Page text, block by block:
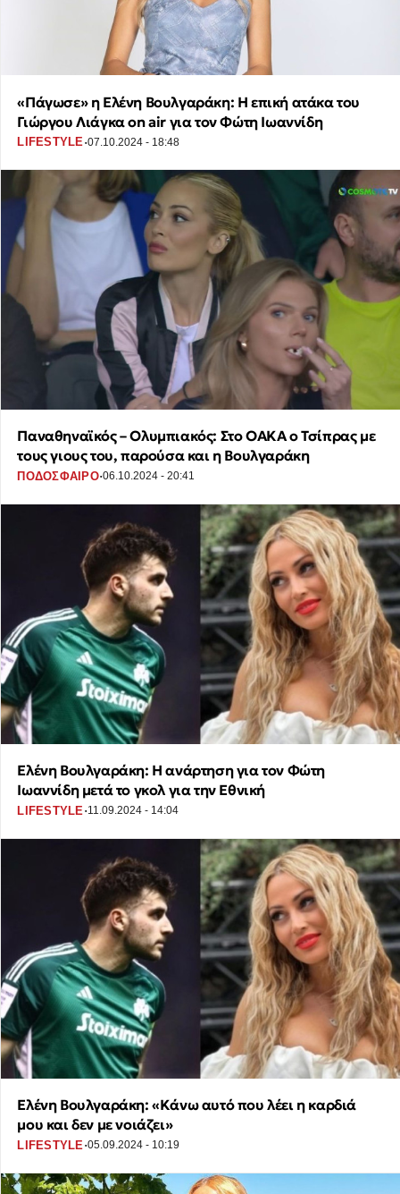
«Πάγωσε» η Ελένη Βουλγαράκη: Η επική ατάκα του
Γιώργου Λιάγκα on air για τον Φώτη Ιωαννίδη
LIFESTYLE·07.10.2024 - 18:48
Παναθηναϊκός – Ολυμπιακός: Στο ΟΑΚΑ ο Τσίπρας με
τους γιους του, παρούσα και η Βουλγαράκη
ΠΟΔΟΣΦΑΙΡΟ·06.10.2024 - 20:41
Ελένη Βουλγαράκη: Η ανάρτηση για τον Φώτη
Ιωαννίδη μετά το γκολ για την Εθνική
LIFESTYLE ·11.09.2024 - 14:04
Ελένη Βουλγαράκη: «Κάνω αυτό που λέει η καρδιά
μου και δεν με νοιάζει»
LIFESTYLE ·05.09.2024 - 10:19